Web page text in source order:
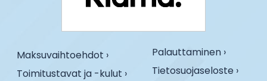
Maksuvaihtoehdot ›
Toimitustavat ja -kulut ›
Palauttaminen ›
Tietosuojaseloste ›